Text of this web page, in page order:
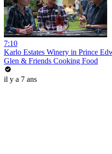
7:10
Karlo Estates Winery in Prince
Glen & Friends Cooking Food
il y a 7 ans